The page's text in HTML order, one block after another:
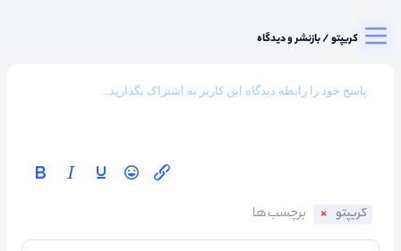
میزگرد کریپتو/بازنشر و دیدگاه
کریپتو